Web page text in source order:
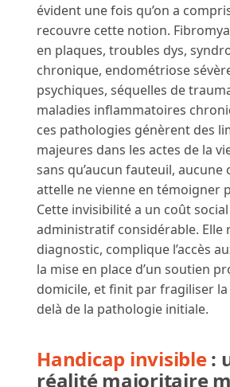
évident une fois qu’on a
recouvre cette notion.
en plaques, troubles dys,
chronique, endométriose
psychiques, séquelles de
maladies inflammatoires
ces pathologies génèrent des
majeures dans les actes de la
sans qu’aucun fauteuil, aucune
attelle ne vienne en témoigner
Cette invisibilité a un coût
administratif considérable. Elle
diagnostic, complique l’accès
la mise en place d’un soutien
domicile, et finit par fragiliser
delà de la pathologie initiale.
Handicap invisible:
réalité majoritaire